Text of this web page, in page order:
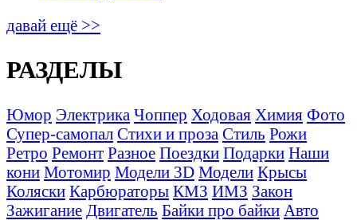
давай ещё >>
РАЗДЕЛЫ
Юмор Электрика Чоппер Ходовая Химия Фото
Супер-самопал Стихи и проза Стиль Рожи
Ретро Ремонт Разное Поездки Подарки Наши
кони Мотомир Модели 3D Модели Крысы
Коляски Карбюраторы КМЗ ИМЗ Закон
Зажигание Двигатель Байки про байки Авто